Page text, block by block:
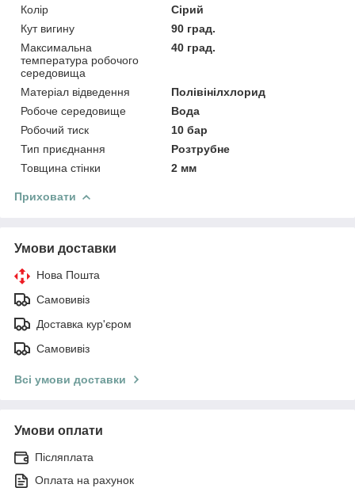
Колір
Сірий
Кут вигину
90 град.
Максимальна
температура робочого
середовища
40 град.
Матеріал відведення
Полівінілхлорид
Робоче середовище
Вода
Робочий тиск
10 бар
Тип приєднання
Розтрубне
Товщина стінки
2 мм
Приховати
Умови доставки
Нова Пошта
Самовивіз
Доставка кур'єром
Самовивіз
Всі умови доставки
Умови оплати
Післяплата
Оплата на рахунок